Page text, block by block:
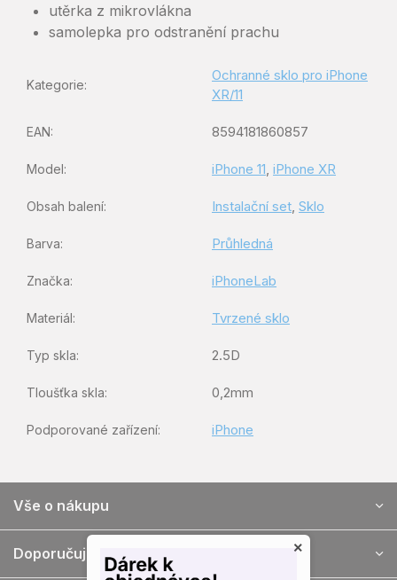
utěrka z mikrovlákna
samolepka pro odstranění prachu
Kategorie:
Ochranné sklo pro iPhone
XR/11
EAN: 8594181860857
Model: iPhone 11, iPhone XR
Obsah balení: Instalační set, Sklo
Barva: Průhledná
Značka: iPhoneLab
Materiál: Tvrzené sklo
Typ skla: 2.5D
Tloušťka skla: 0,2mm
Podporované zařízení: iPhone
p
Vše o nákupu
Doporučujeme ×